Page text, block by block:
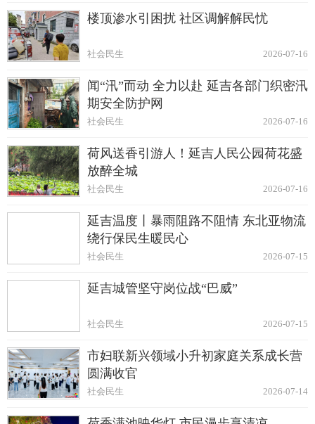
楼顶渗水引困扰 社区调解解民忧
2026-07-16
社会民生
闻“汛”而动 全力以赴 延吉各部门织密汛
期安全防护网
2026-07-16
社会民生
荷风送香引游人！延吉人民公园荷花盛
放醉全城
2026-07-16
社会民生
延吉温度丨暴雨阻路不阻情 东北亚物流
绕行保民生暖民心
2026-07-15
社会民生
延吉城管坚守岗位战“巴威”
2026-07-15
社会民生
市妇联新兴领域小升初家庭关系成长营
圆满收官
2026-07-14
社会民生